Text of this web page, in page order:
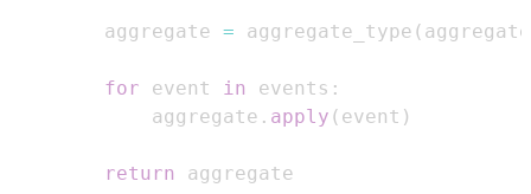
        aggregate
= aggregate_type (
for event in events :
            aggregate
. apply ( event )
return